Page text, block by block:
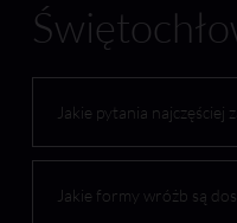
Jakie pytania najczęściej
Jakie formy wróżb są